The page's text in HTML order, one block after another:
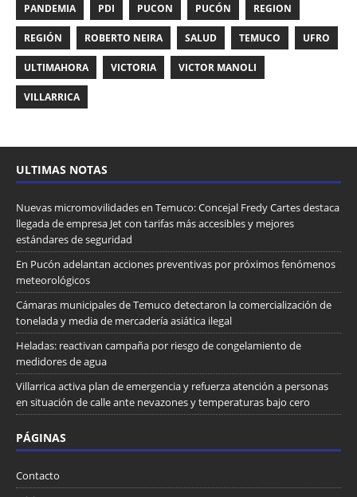
PANDEMIA PDI PUCON PUCÓN REGION
REGIÓN ROBERTO NEIRA SALUD TEMUCO UFRO
ULTIMAHORA VICTORIA VICTOR MANOLI
VILLARRICA
ULTIMAS NOTAS
Nuevas micromovilidades en Temuco: Concejal Fredy Cartes destaca
llegada de empresa Jet con tarifas más accesibles y mejores
estándares de seguridad
En Pucón adelantan acciones preventivas por próximos fenómenos
meteorológicos
Cámaras municipales de Temuco detectaron la comercialización de
tonelada y media de mercadería asiática ilegal
Heladas: reactivan campaña por riesgo de congelamiento de
medidores de agua
Villarrica activa plan de emergencia y refuerza atención a personas
en situación de calle ante nevazones y temperaturas bajo cero
PÁGINAS
Contacto